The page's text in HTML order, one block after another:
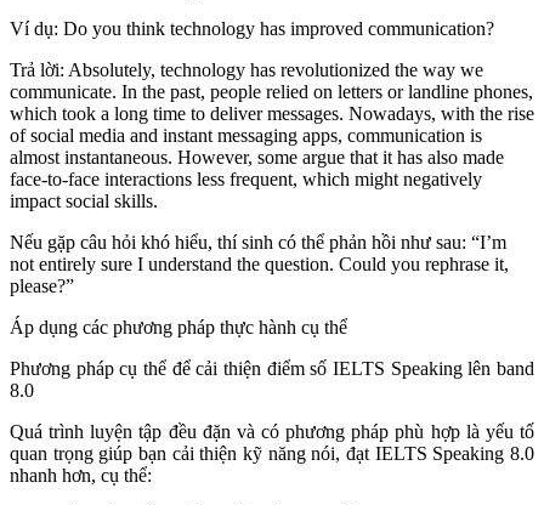
Ví dụ: Do you think technology has improved communication?
Trả lời: Absolutely, technology has revolutionized the way we
communicate. In the past, people relied on letters or landline phones,
which took a long time to deliver messages. Nowadays, with the rise
of social media and instant messaging apps, communication is
almost instantaneous. However, some argue that it has also made
face-to-face interactions less frequent, which might negatively
impact social skills.
Nếu gặp câu hỏi khó hiểu, thí sinh có thể phản hồi như sau: “I’m
not entirely sure I understand the question. Could you rephrase it,
please?”
Áp dụng các phương pháp thực hành cụ thể
Phương pháp cụ thể để cải thiện điểm số IELTS Speaking lên band
8.0
Quá trình luyện tập đều đặn và có phương pháp phù hợp là yếu tố
quan trọng giúp bạn cải thiện kỹ năng nói, đạt IELTS Speaking 8.0
nhanh hơn, cụ thể: